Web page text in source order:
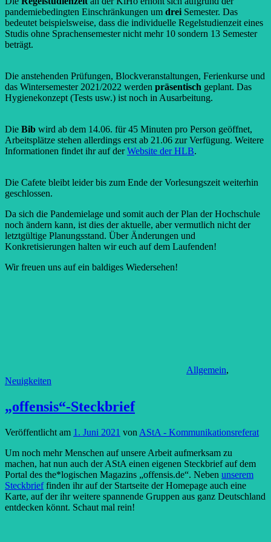
pandemiebedingten Einschränkungen um drei Semester. Das
bedeutet beispielsweise, dass die individuelle Regelstudienzeit eines
Studis ohne Sprachensemester nicht mehr 10 sondern 13 Semester
beträgt.
Die anstehenden Prüfungen, Blockveranstaltungen, Ferienkurse und
das Wintersemester 2021/2022 werden präsentisch geplant. Das
Hygienekonzept (Tests usw.) ist noch in Ausarbeitung.
Die Bib wird ab dem 14.06. für 45 Minuten pro Person geöffnet,
Arbeitsplätze stehen allerdings erst ab 21.06 zur Verfügung. Weitere
Informationen findet ihr auf derWebsite der HLB.
Die Cafete bleibt leider bis zum Ende der Vorlesungszeit weiterhin
geschlossen.
Da sich die Pandemielage und somit auch der Plan der Hochschule
noch ändern kann, ist dies der aktuelle, aber vermutlich nicht der
letztgültige Planungsstand. Über Änderungen und
Konkretisierungen halten wir euch auf dem Laufenden!
Wir freuen uns auf ein baldiges Wiedersehen!
Allgemein,
Neuigkeiten
„offensis“-Steckbrief
Veröffentlicht am 1. Juni 2021 von AStA - Kommunikationsreferat
Um noch mehr Menschen auf unsere Arbeit aufmerksam zu
machen, hat nun auch der AStA einen eigenen Steckbrief auf dem
Portal des the*logischen Magazins „offensis.de“. Neben unserem
Steckbrieffinden ihr auf der Startseite der Homepage auch eine
Karte, auf der ihr weitere spannende Gruppen aus ganz Deutschland
entdecken könnt. Schaut mal rein!